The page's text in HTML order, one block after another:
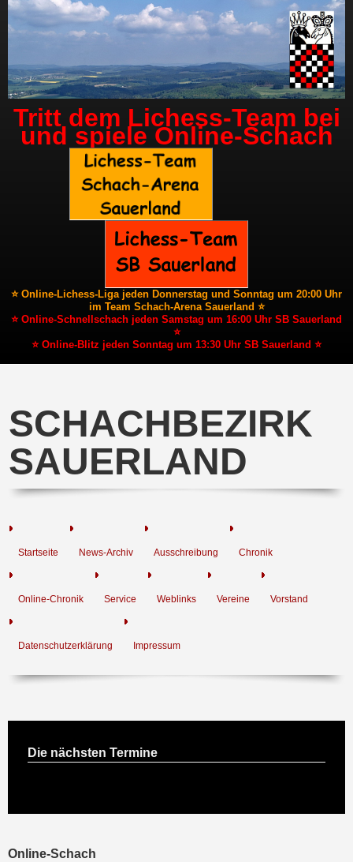
Tritt dem Lichess-Team bei
und spiele Online-Schach
⭐ Online-Lichess-Liga jeden Donnerstag und Sonntag um 20:00 Uhr
im Team Schach-Arena Sauerland ⭐
⭐ Online-Schnellschach jeden Samstag um 16:00 Uhr SB Sauerland
⭐
⭐ Online-Blitz jeden Sonntag um 13:30 Uhr SB Sauerland ⭐
SCHACHBEZIRK
SAUERLAND
Startseite News-Archiv Ausschreibung Chronik
Online-Chronik Service Weblinks Vereine Vorstand
Datenschutzerklärung Impressum
Die nächsten Termine
Online-Schach